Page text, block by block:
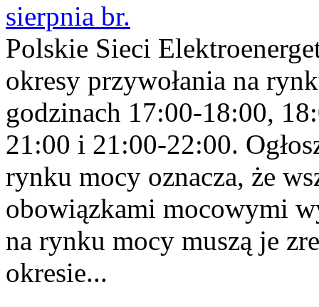
sierpnia br.
Polskie Sieci
okresy przywołania na
godzinach 17:00-18:00,
21:00 i 21:00-22:00.
rynku mocy oznacza, że
obowiązkami mocowymi
na rynku mocy muszą je
okresie...